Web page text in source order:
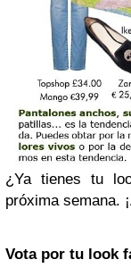
¿Ya tienes tu
próxima semana.
Vota por tu look